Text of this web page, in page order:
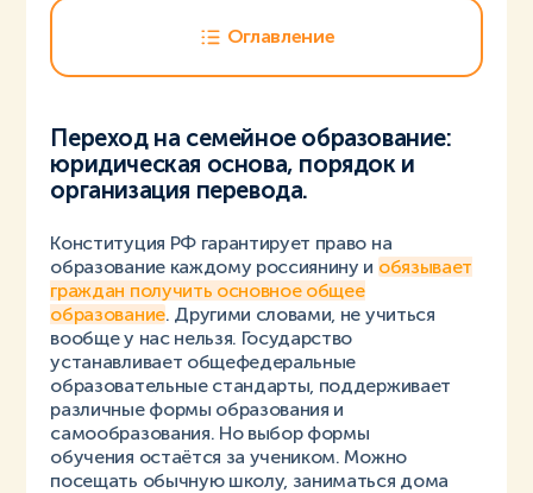
Оглавление
Переход на семейное образование:
юридическая основа, порядок и
организация перевода.
Конституция РФ гарантирует право на
образование каждому россиянину и обязывает
граждан получить основное общее
образование. Другими словами, не учиться
вообще у нас нельзя. Государство
устанавливает общефедеральные
образовательные стандарты, поддерживает
различные формы образования и
самообразования. Но выбор формы
обучения остаётся за учеником. Можно
посещать обычную школу, заниматься дома